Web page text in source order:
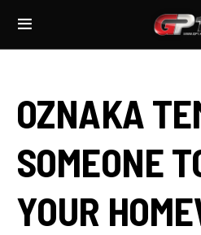
OZNAKA
SOMEONE
YOUR